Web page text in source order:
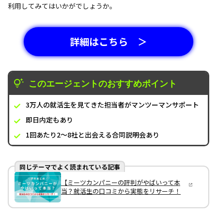
利用してみてはいかがでしょうか。
詳細はこちら ＞
このエージェントのおすすめポイント
3万人の就活生を見てきた担当者がマンツーマンサポート
即日内定もあり
1回あたり2～8社と出会える合同説明会あり
同じテーマでよく読まれている記事
【ミーツカンパニーの評判がやばいって本
当？就活生の口コミから実態をリサーチ！